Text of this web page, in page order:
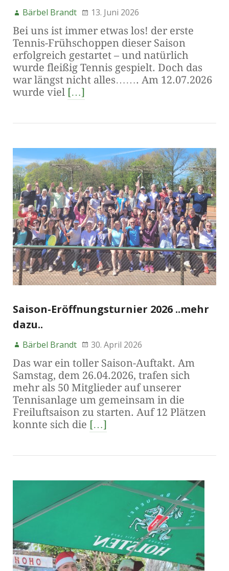
Bärbel Brandt 13. Juni 2026
Bei uns ist immer etwas los! der erste
Tennis-Frühschoppen dieser Saison
erfolgreich gestartet – und natürlich
wurde fleißig Tennis gespielt. Doch das
war längst nicht alles……. Am 12.07.2026
wurde viel […]
Saison-Eröffnungsturnier 2026 ..mehr
dazu..
Bärbel Brandt 30. April 2026
Das war ein toller Saison-Auftakt. Am
Samstag, dem 26.04.2026, trafen sich
mehr als 50 Mitglieder auf unserer
Tennisanlage um gemeinsam in die
Freiluftsaison zu starten. Auf 12 Plätzen
konnte sich die […]